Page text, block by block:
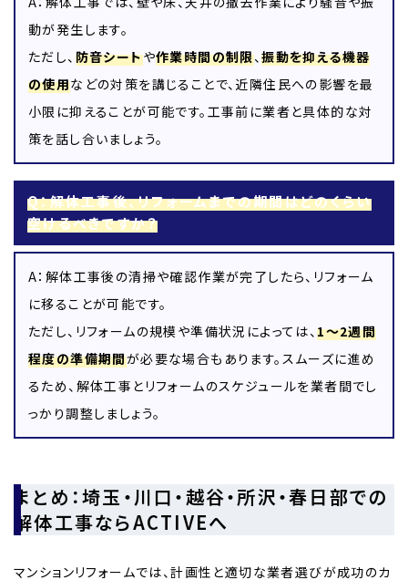
動が発生します。
ただし、 防音シートや作業時間の制限、振動を抑える機器
の使用などの対策を講じることで、近隣住民への影響を最
小限に抑えることが可能です。工事前に業者と具体的な対
策を話し合いましょう。
Q：解体工事後、リフォームまでの期間はどのくらい
空けるべきですか？
A：解体工事後の清掃や確認作業が完了したら、リフォーム
に移ることが可能です。
ただし、リフォームの規模や準備状況によっては、1～2週間
程度の準備期間が必要な場合もあります。スムーズに進め
るため、解体工事とリフォームのスケジュールを業者間でし
っかり調整しましょう。
まとめ：埼玉・川口・越谷・所沢・春日部での
解体工事ならACTIVEへ
マンションリフォームでは、計画性と適切な業者選びが成功のカ